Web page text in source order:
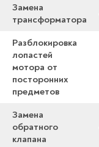
Замена
трансформатора
Разблокировка
лопастей
мотора от
посторонних
предметов
Замена
обратного
клапана